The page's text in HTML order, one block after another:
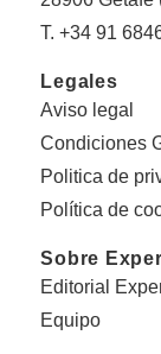
T. +34 91
Legales
Aviso legal
Condiciones
Politica de
Política de
Sobre
Editorial
Equipo